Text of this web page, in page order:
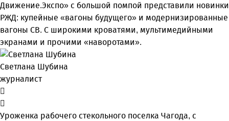
Движение.Экспо» с большой помпой представили новинки
РЖД: купейные «вагоны будущего» и модернизированные
вагоны СВ. С широкими кроватями, мультимедийными
экранами и прочими «наворотами».
Светлана Шубина
журналист
Уроженка рабочего стекольного поселка Чагода, с